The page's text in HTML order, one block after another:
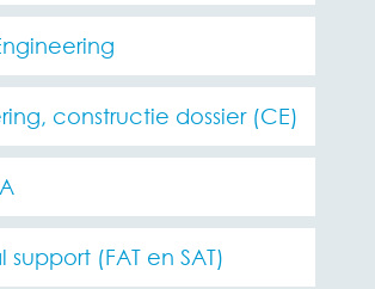
constructie dossier (CE)
(FAT en SAT)